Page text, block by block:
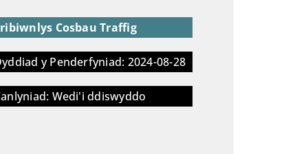
Cosbau Traffig
y Penderfyniad: 2024-08-28
Wedi'i ddiswyddo